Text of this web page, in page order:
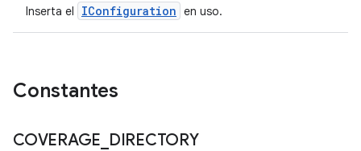
Inserta el IConfiguration en uso.
Constantes
COVERAGE DIRECTORY